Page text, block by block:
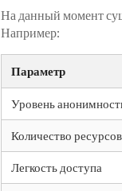
На данный момент
Например:
Параметр
Уровень
Количество ресурсов
Легкость доступа